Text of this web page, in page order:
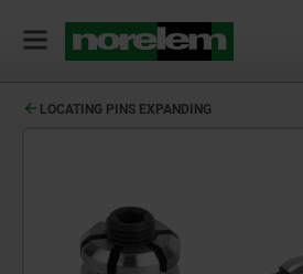
LOCATING PINS EXPANDING